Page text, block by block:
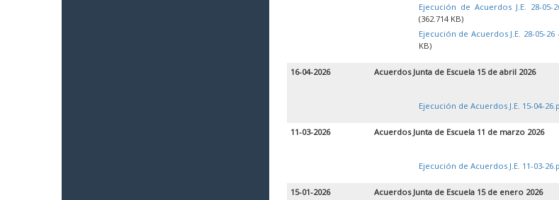
Ejecución de Acuerdos J.E. 28-
(362.714 KB)
Ejecución de Acuerdos J.E. 28-05-
KB)
16-04-2026 Acuerdos Junta de Escuela 15 de abril 2026
Ejecución de Acuerdos J.E. 15-04-
11-03-2026 Acuerdos Junta de Escuela 11 de marzo 2026
Ejecución de Acuerdos J.E. 11-03-
15-01-2026 Acuerdos Junta de Escuela 15 de enero 2026